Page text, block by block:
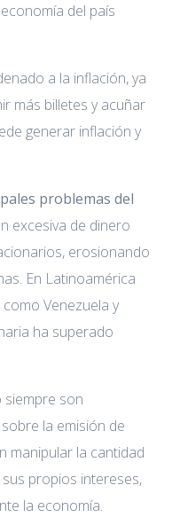
del país
a la inflación, ya
más billetes y acuñar
generar inflación y
problemas del
excesiva de dinero
erosionando
En Latinoamérica
Venezuela y
ha superado
siempre son
la emisión de
manipular la cantidad
propios intereses,
la economía.